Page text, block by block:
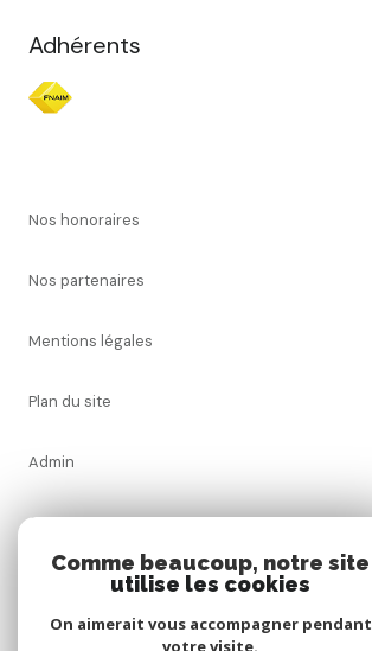
Adhérents
Nos honoraires
Nos partenaires
Mentions légales
Plan du site
Admin
CGV
Politique de confidentialité
Comme beaucoup, notre site
utilise les cookies
On aimerait vous accompagner pendant
votre visite.